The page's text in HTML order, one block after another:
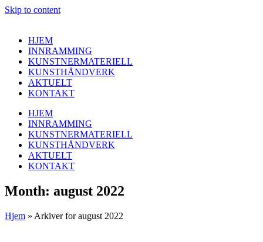
Skip to content
HJEM
INNRAMMING
KUNSTNERMATERIELL
KUNSTHÅNDVERK
AKTUELT
KONTAKT
HJEM
INNRAMMING
KUNSTNERMATERIELL
KUNSTHÅNDVERK
AKTUELT
KONTAKT
Month: august 2022
Hjem » Arkiver for august 2022